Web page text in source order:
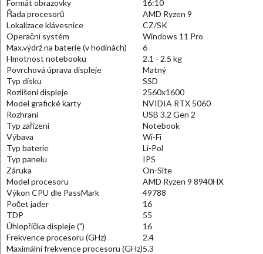
Formát obrazovky
16:10
Řada procesorů
AMD Ryzen 9
Lokalizace klávesnice
CZ/SK
Operační systém
Windows 11 Pro
Max.výdrž na baterie (v hodinách)
6
Hmotnost notebooku
2.1 - 2.5 kg
Povrchová úprava displeje
Matný
Typ disku
SSD
Rozlišení displeje
2560x1600
Model grafické karty
NVIDIA RTX 5060
Rozhraní
USB 3.2 Gen 2
Typ zařízení
Notebook
Výbava
Wi-Fi
Typ baterie
Li-Pol
Typ panelu
IPS
Záruka
On-Site
Model procesoru
AMD Ryzen 9 8940HX
Výkon CPU dle PassMark
49788
Počet jader
16
TDP
55
Úhlopříčka displeje (")
16
Frekvence procesoru (GHz)
2.4
Maximální frekvence procesoru (GHz)5.3